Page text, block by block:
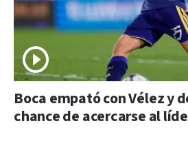
Boca empató con Vélez y
chance de acercarse al